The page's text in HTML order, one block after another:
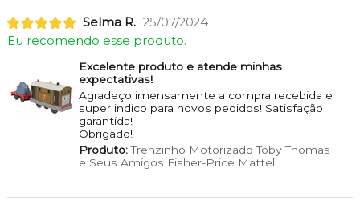
Selma R. 25/07/2024
Eu recomendo esse produto.
Excelente produto e atende minhas
expectativas!
Agradeço imensamente a compra recebida e
super indico para novos pedidos! Satisfação
garantida!
Obrigado!
Produto:Trenzinho Motorizado Toby Thomas
e Seus Amigos Fisher-Price Mattel